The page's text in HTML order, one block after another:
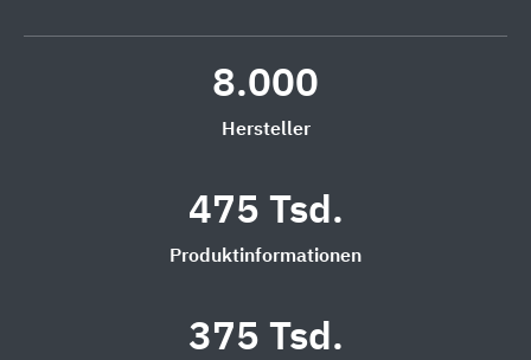
8.000
Hersteller
475 Tsd.
Produktinformationen
375 Tsd.